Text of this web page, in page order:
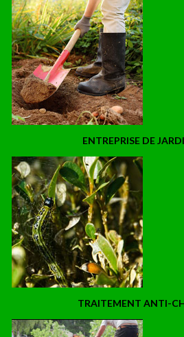
ENTREPRISE DE
TRAITEMENT ANTI-